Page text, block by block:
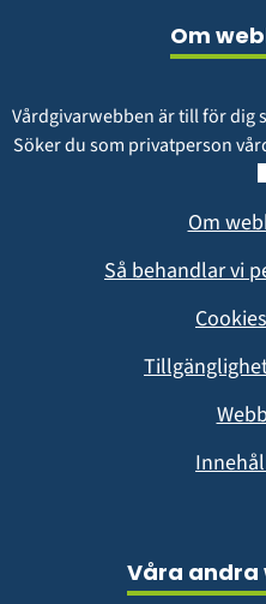
Om
Vårdgivarwebben är till för dig
Söker du som privatperson
Om
Så behandlar vi
Våra